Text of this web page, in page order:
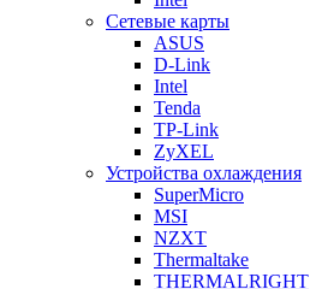
Сетевые карты
ASUS
D-Link
Intel
Tenda
TP-Link
ZyXEL
Устройства охлаждения
SuperMicro
MSI
NZXT
Thermaltake
THERMALRIGHT